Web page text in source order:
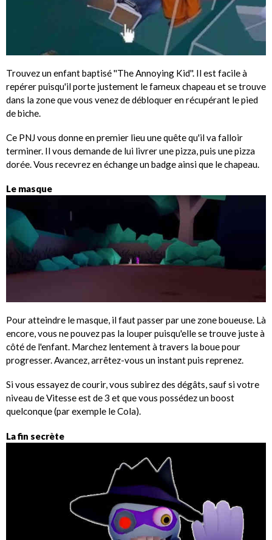
Trouvez un enfant baptisé ''The Annoying Kid''. Il est facile à
repérer puisqu'il porte justement le fameux chapeau et se trouve
dans la zone que vous venez de débloquer en récupérant le pied
de biche.
Ce PNJ vous donne en premier lieu une quête qu'il va falloir
terminer. Il vous demande de lui livrer une pizza, puis une pizza
dorée. Vous recevrez en échange un badge ainsi que le chapeau.
Le masque
Pour atteindre le masque, il faut passer par une zone boueuse. Là
encore, vous ne pouvez pas la louper puisqu'elle se trouve juste à
côté de l'enfant. Marchez lentement à travers la boue pour
progresser. Avancez, arrêtez-vous un instant puis reprenez.
Si vous essayez de courir, vous subirez des dégâts, sauf si votre
niveau de Vitesse est de 3 et que vous possédez un boost
quelconque (par exemple le Cola).
La fin secrète